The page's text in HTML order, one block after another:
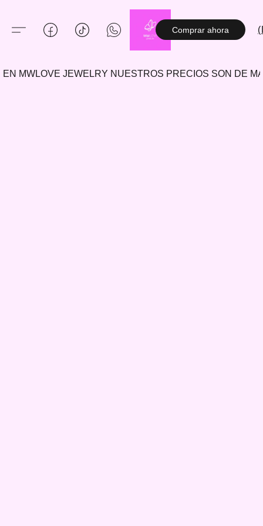
Comprar ahora
EN MWLOVE JEWELRY NUESTROS PRECIOS SON DE